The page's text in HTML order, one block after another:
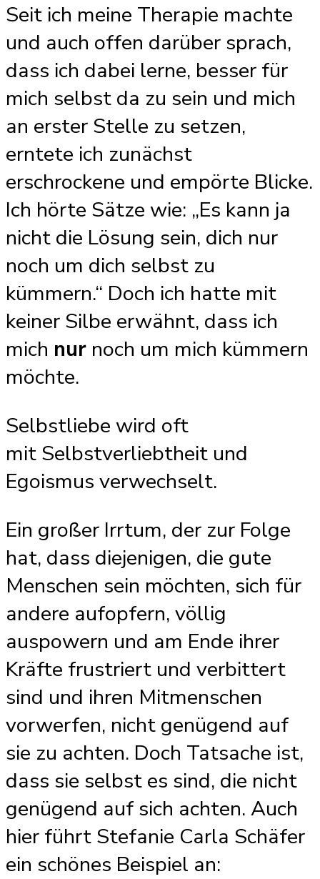
Seit ich meine Therapie machte
und auch offen darüber sprach,
dass ich dabei lerne, besser für
mich selbst da zu sein und mich
an erster Stelle zu setzen,
erntete ich zunächst
erschrockene und empörte Blicke.
Ich hörte Sätze wie: „Es kann ja
nicht die Lösung sein, dich nur
noch um dich selbst zu
kümmern.“ Doch ich hatte mit
keiner Silbe erwähnt, dass ich
mich nur noch um mich kümmern
möchte.
Selbstliebe wird oft
mit Selbstverliebtheit und
Egoismus verwechselt.
Ein großer Irrtum, der zur Folge
hat, dass diejenigen, die gute
Menschen sein möchten, sich für
andere aufopfern, völlig
auspowern und am Ende ihrer
Kräfte frustriert und verbittert
sind und ihren Mitmenschen
vorwerfen, nicht genügend auf
sie zu achten. Doch Tatsache ist,
dass sie selbst es sind, die nicht
genügend auf sich achten. Auch
hier führt Stefanie Carla Schäfer
ein schönes Beispiel an: